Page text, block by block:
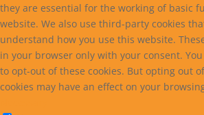
they are essential for the working of basic
website. We also use third-party cookies
understand how you use this website.
in your browser only with your consent.
to opt-out of these cookies. But opting out
cookies may have an effect on your